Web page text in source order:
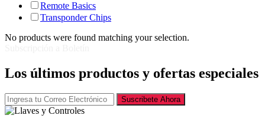
Remote Basics
Transponder Chips
No products were found matching your selection.
Los últimos productos y ofertas especiales
Suscribete Ahora